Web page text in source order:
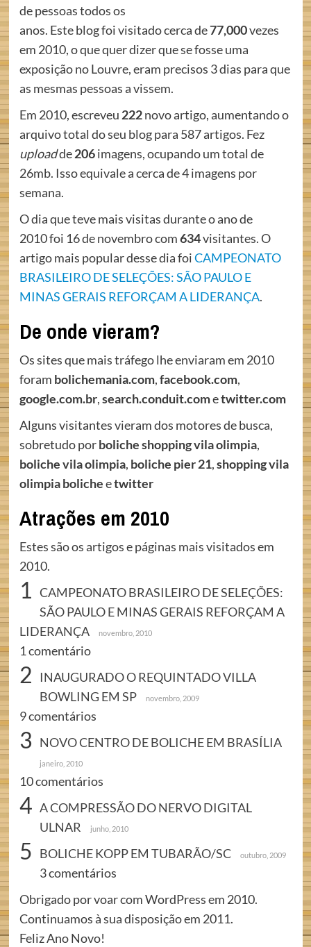
de pessoas todos os
anos. Este blog foi visitado cerca de77,000vezes
em 2010, o que quer dizer que se fosse uma
exposição no Louvre, eram precisos 3 dias para que
as mesmas pessoas a vissem.
Em 2010, escreveu 222novo artigo, aumentando o
arquivo total do seu blog para 587 artigos. Fez
uploadde206imagens, ocupando um total de
26mb. Isso equivale a cerca de 4 imagens por
semana.
O dia que teve mais visitas durante o ano de
2010 foi 16 de novembro com634visitantes. O
artigo mais popular desse dia foiCAMPEONATO
BRASILEIRO DE SELEÇÕES: SÃO PAULO E
MINAS GERAIS REFORÇAM A LIDERANÇA.
De onde vieram?
Os sites que mais tráfego lhe enviaram em 2010
foram bolichemania.com,facebook.com,
google.com.br,search.conduit.cometwitter.com
Alguns visitantes vieram dos motores de busca,
sobretudo porboliche shopping vila olimpia,
boliche vila olimpia, boliche pier 21,shopping vila
olimpia bolicheetwitter
Atrações em 2010
Estes são os artigos e páginas mais visitados em
2010.
1 CAMPEONATO BRASILEIRO DE SELEÇÕES:
SÃO PAULO E MINAS GERAIS REFORÇAM A
LIDERANÇA
novembro, 2010
1 comentário
2
INAUGURADO O REQUINTADO VILLA
BOWLING EM SP
novembro, 2009
9 comentários
3 NOVO CENTRO DE BOLICHE EM BRASÍLIA
janeiro, 2010
10 comentários
4 A COMPRESSÃO DO NERVO DIGITAL
ULNAR
junho, 2010
5 BOLICHE KOPP EM TUBARÃO/SC outubro, 2009
3 comentários
Obrigado por voar com WordPress em 2010.
Continuamos à sua disposição em 2011.
Feliz Ano Novo!